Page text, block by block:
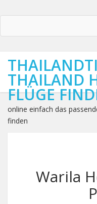
THAILAND
FLÜGE
online einfach das
finden
Warila